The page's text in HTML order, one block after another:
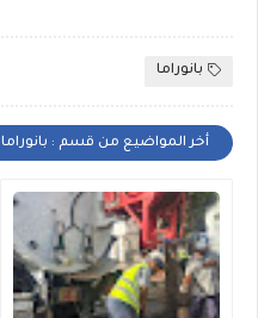
بانوراما
أخر المواضيع من قسم : بانوراما